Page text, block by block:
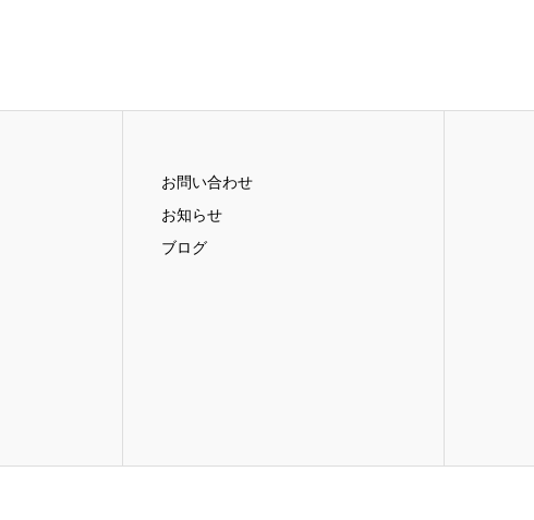
お問い合わせ
お知らせ
ブログ